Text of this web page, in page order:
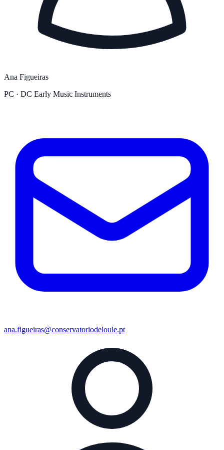
Ana Figueiras
PC · DC Early Music Instruments
ana.figueiras@conservatoriodeloule.pt